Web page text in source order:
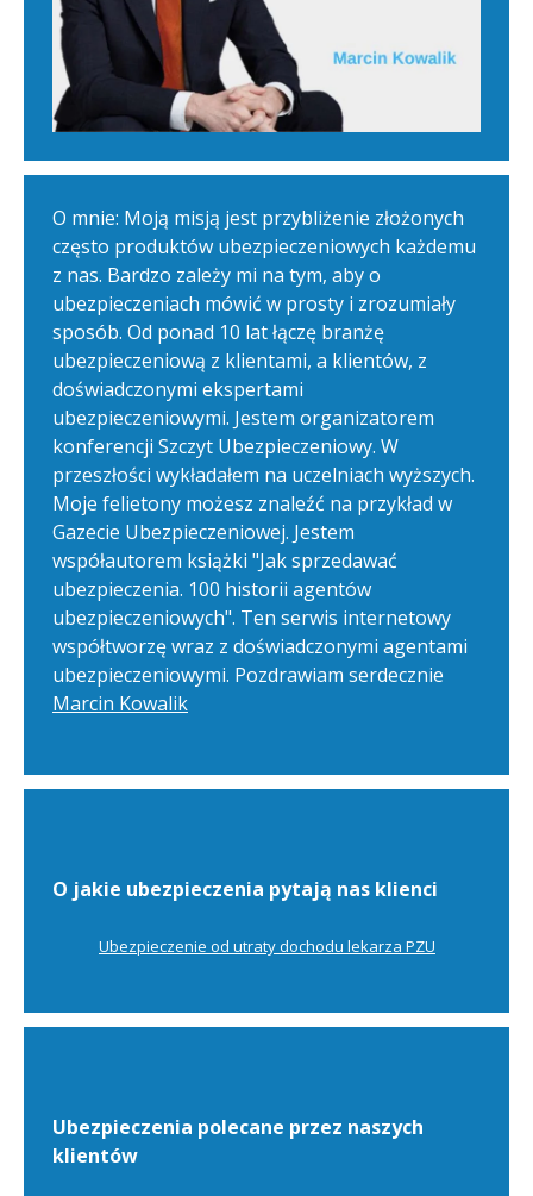
O mnie: Moją misją jest przybliżenie złożonych
często produktów ubezpieczeniowych każdemu
z nas. Bardzo zależy mi na tym, aby o
ubezpieczeniach mówić w prosty i zrozumiały
sposób. Od ponad 10 lat łączę branżę
ubezpieczeniową z klientami, a klientów, z
doświadczonymi ekspertami
ubezpieczeniowymi. Jestem organizatorem
konferencji Szczyt Ubezpieczeniowy. W
przeszłości wykładałem na uczelniach wyższych.
Moje felietony możesz znaleźć na przykład w
Gazecie Ubezpieczeniowej. Jestem
współautorem książki "Jak sprzedawać
ubezpieczenia. 100 historii agentów
ubezpieczeniowych". Ten serwis internetowy
współtworzę wraz z doświadczonymi agentami
ubezpieczeniowymi. Pozdrawiam serdecznie
Marcin Kowalik
O jakie ubezpieczenia pytają nas klienci
Ubezpieczenie od utraty dochodu lekarza PZU
Ubezpieczenia polecane przez naszych
klientów